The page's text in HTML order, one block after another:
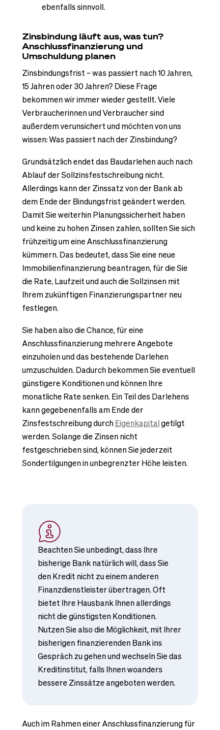
ebenfalls sinnvoll.
Zinsbindung läuft aus, was tun?
Anschlussfinanzierung und
Umschuldung planen
Zinsbindungsfrist – was passiert nach 10 Jahren,
15 Jahren oder 30 Jahren? Diese Frage
bekommen wir immer wieder gestellt. Viele
Verbraucherinnen und Verbraucher sind
außerdem verunsichert und möchten von uns
wissen: Was passiert nach der Zinsbindung?
Grundsätzlich endet das Baudarlehen auch nach
Ablauf der Sollzinsfestschreibung nicht.
Allerdings kann der Zinssatz von der Bank ab
dem Ende der Bindungsfrist geändert werden.
Damit Sie weiterhin Planungssicherheit haben
und keine zu hohen Zinsen zahlen, sollten Sie sich
frühzeitig um eine Anschlussfinanzierung
kümmern. Das bedeutet, dass Sie eine neue
Immobilienfinanzierung beantragen, für die Sie
die Rate, Laufzeit und auch die Sollzinsen mit
Ihrem zukünftigen Finanzierungspartner neu
festlegen.
Sie haben also die Chance, für eine
Anschlussfinanzierung mehrere Angebote
einzuholen und das bestehende Darlehen
umzuschulden. Dadurch bekommen Sie eventuell
günstigere Konditionen und können Ihre
monatliche Rate senken. Ein Teil des Darlehens
kann gegebenenfalls am Ende der
Zinsfestschreibung durchEigenkapitalgetilgt
werden. Solange die Zinsen nicht
festgeschrieben sind, können Sie jederzeit
Sondertilgungen in unbegrenzter Höhe leisten.
Beachten Sie unbedingt, dass Ihre
bisherige Bank natürlich will, dass Sie
den Kredit nicht zu einem anderen
Finanzdienstleister übertragen. Oft
bietet Ihre Hausbank Ihnen allerdings
nicht die günstigsten Konditionen.
Nutzen Sie also die Möglichkeit, mit Ihrer
bisherigen finanzierenden Bank ins
Gespräch zu gehen und wechseln Sie das
Kreditinstitut, falls Ihnen woanders
bessere Zinssätze angeboten werden.
Auch im Rahmen einer Anschlussfinanzierung für